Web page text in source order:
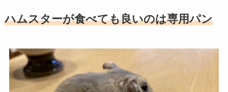
ハムスターが食べても良いのは専用パン